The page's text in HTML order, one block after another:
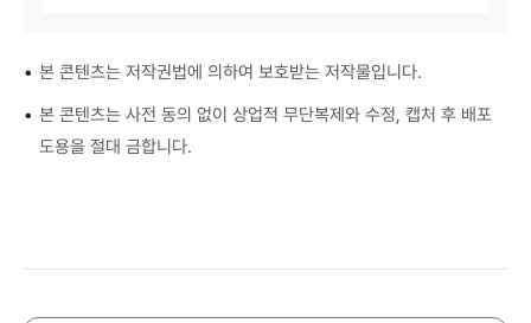
• 본 콘텐츠는 저작권법에 의하여 보호받는 저작물입니다.
• 본 콘텐츠는 사전 동의 없이 상업적 무단복제와 수정, 캡처 후 배포
도용을 절대 금합니다.